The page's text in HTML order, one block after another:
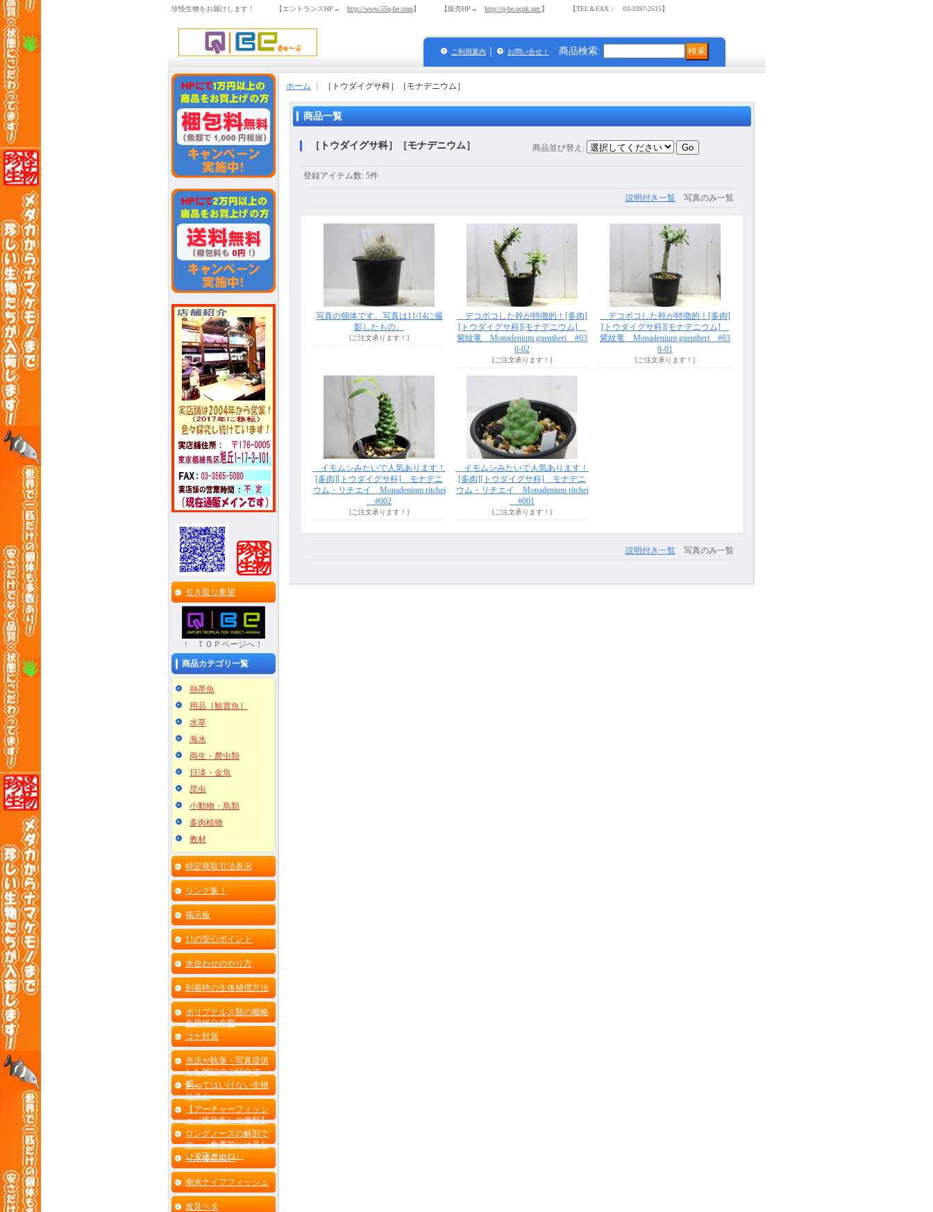
珍怪生物をお届けします！ 【エントランスHP→ http://www.55q-be.com】 【販売HP→ http://q-be.ocnk.net/】 【TEL＆FAX： 03-3397-2515】
ご利用案内 お問い合せ！ 商品検索:
引き取り希望
↑ ＴＯＰページへ！
商品カテゴリ一覧
熱帯魚
用品［観賞魚］
水草
海水
両生・爬虫類
日淡・金魚
昆虫
小動物・鳥類
多肉植物
教材
特定商取引法表示
リンク集！
掲示板
11の安心ポイント
水合わせのやり方
到着時の生体補償方法
ポリプテルス類の概略
生息域分布図
コケ対策
当店が執筆・写真提供
した雑誌のご紹介で
す。
飼ってはいけない生物
リスト
【アーチャーフィッシ
ュ（鉄砲魚）の種類】
ロングノーズの解剖で
す （食事前には見な
いで下さいね）
［水棲昆虫］
南米ナイフフィッシュ
改良ベタ
ホーム ［トウダイグサ科］［モナデニウム］
商品一覧
［トウダイグサ科］［モナデニウム］ 商品並び替え :
登録アイテム数: 5件
説明付き一覧 写真のみ一覧
写真の個体です。写真は11/14に撮
影したもの。
[ご注文承ります！]
デコボコした幹が特徴的！[多肉]
[トウダイグサ科][モナデニウム]
紫紋竜 Monadenium guentheri #03
0-02
[ご注文承ります！]
デコボコした幹が特徴的！[多肉]
[トウダイグサ科][モナデニウム]
紫紋竜 Monadenium guentheri #03
0-01
[ご注文承ります！]
イモムシみたいで人気あります！
[多肉][トウダイグサ科] モナデニ
ウム・リチエイ Monadenium ritchei
#002
[ご注文承ります！]
イモムシみたいで人気あります！
[多肉][トウダイグサ科] モナデニ
ウム・リチエイ Monadenium ritchei
#001
[ご注文承ります！]
説明付き一覧 写真のみ一覧